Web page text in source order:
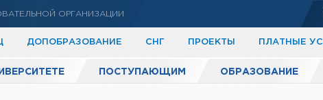
ОРГАНИЗАЦИИ
ДОПОБРАЗОВАНИЕ СНГ ПРОЕКТЫ ПЛАТНЫЕ
ПОСТУПАЮЩИМ ОБРАЗОВАНИЕ